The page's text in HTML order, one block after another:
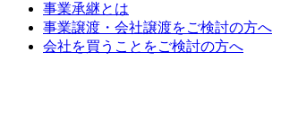
事業承継とは
事業譲渡・会社譲渡をご検討の方へ
会社を買うことをご検討の方へ